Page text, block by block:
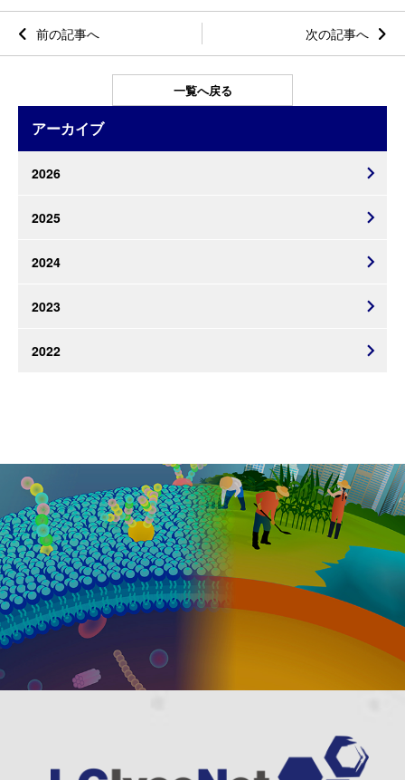
前の記事へ 次の記事へ
一覧へ戻る
アーカイブ
2026
2025
2024
2023
2022